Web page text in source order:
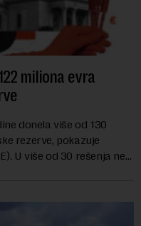
miliona evra
donela više od 130
rezerve, pokazuje
U više od 30 rešenja ne